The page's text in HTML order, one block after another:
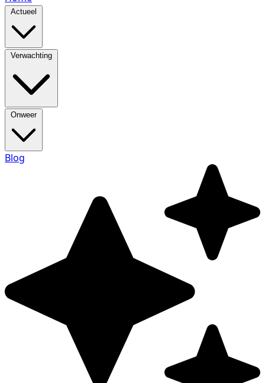
Actueel
Verwachting
Onweer
Blog